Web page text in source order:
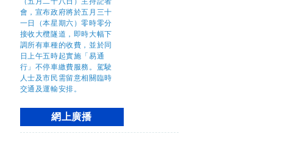
網上廣播